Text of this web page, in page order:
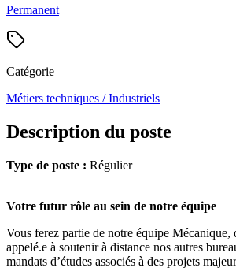
Permanent
Catégorie
Métiers techniques / Industriels
Description du poste
Type de poste : Régulier
Votre futur rôle au sein de notre équipe
Vous ferez partie de notre équipe
appelé.e à soutenir à distance nos autres
mandats d’études associés à des projets